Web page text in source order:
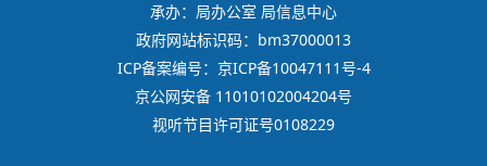
承办：局办公室 局信息中心
政府网站标识码：bm37000013
ICP备案编号：京ICP备10047111号-4
京公网安备 11010102004204号
视听节目许可证号0108229